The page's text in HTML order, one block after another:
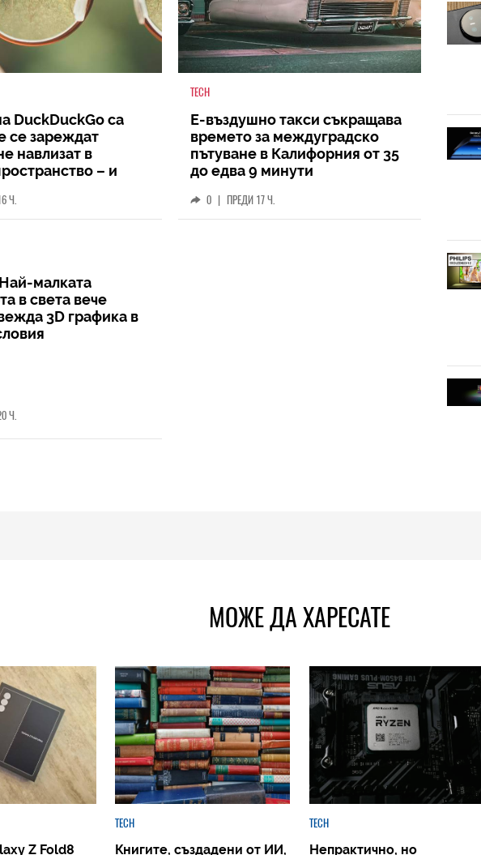
DuckDuckGo са
се зареждат
навлизат в
– и
Ч.
TECH
Е-въздушно такси съкращава
времето за междуградско
пътуване в Калифорния от 35
до едва 9 минути
0 | ПРЕДИ 17 Ч.
малката
в света вече
3D графика в
Ч.
МОЖЕ ДА ХАРЕСАТЕ
Z Fold8
TECH
Книгите, създадени от ИИ,
TECH
Непрактично, но